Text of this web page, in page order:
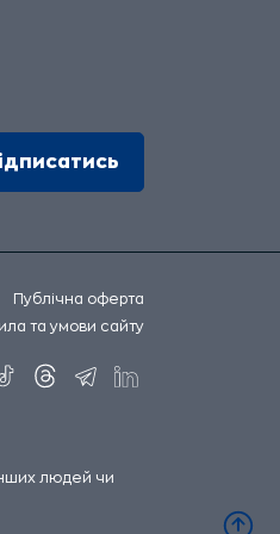
Публічна оферта
та умови сайту
людей чи